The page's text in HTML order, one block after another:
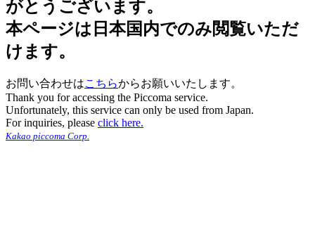
がとうございます。
本ページは日本国内でのみ閲覧いただ
けます。
お問い合わせはこちらからお願いいたします。
Thank you for accessing the Piccoma service.
Unfortunately, this service can only be used from Japan.
For inquiries, please click here.
Kakao piccoma Corp.